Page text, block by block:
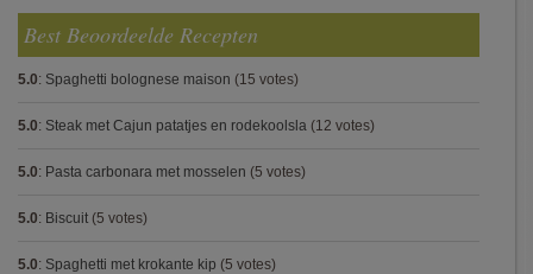
Best Beoordeelde Recepten
5.0: Spaghetti bolognese maison (15 votes)
5.0: Steak met Cajun patatjes en rodekoolsla (12 votes)
5.0: Pasta carbonara met mosselen (5 votes)
5.0: Biscuit (5 votes)
5.0: Spaghetti met krokante kip (5 votes)